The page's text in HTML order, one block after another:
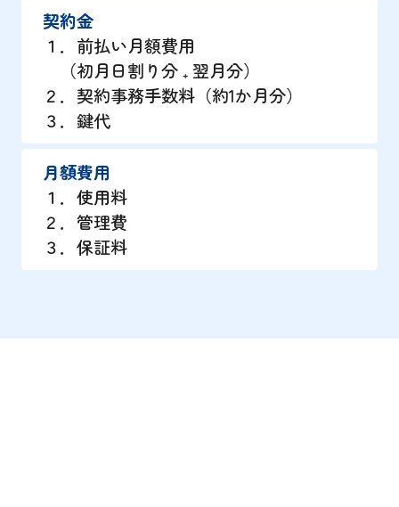
契約金
１．前払い月額費用
（初月日割り分 ₊ 翌月分）
２．契約事務手数料（約1か月分）
３．鍵代
月額費用
１．使用料
２．管理費
３．保証料